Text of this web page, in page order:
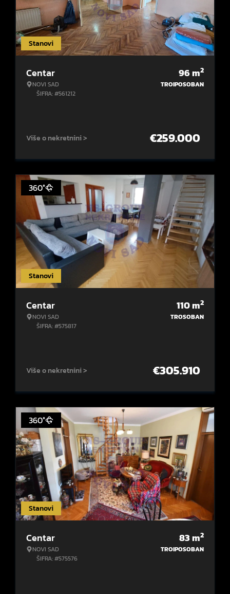
Stanovi
Centar
NOVI SAD
ŠIFRA: #561212
96m2
TROIPOSOBAN
Više o nekretnini > €259.000
Stanovi
360°
Centar
NOVI SAD
ŠIFRA: #575817
110m2
TROSOBAN
Više o nekretnini > €305.910
Stanovi
360°
Centar
NOVI SAD
ŠIFRA: #575576
83m2
TROIPOSOBAN